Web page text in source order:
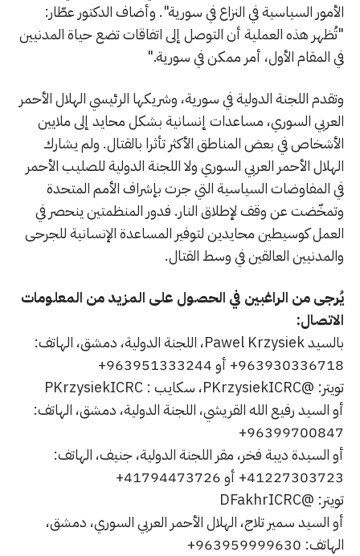
الأمور السياسية في النزاع في سورية". وأضاف الدكتور عطّار:
"تُظهر هذه العملية أن التوصل إلى اتفاقات تضع حياة المدنيين
في المقام الأول، أمر ممكن في سورية."
وتقدم اللجنة الدولية في سورية، وشريكها الرئيسي الهلال الأحمر
العربي السوري، مساعدات إنسانية بشكل محايد إلى ملايين
الأشخاص في بعض المناطق الأكثر تأثرا بالقتال. ولم يشارك
الهلال الأحمر العربي السوري ولا اللجنة الدولية للصليب الأحمر
في المفاوضات السياسية التي جرت بإشراف الأمم المتحدة
وتمخّضت عن وقف لإطلاق النار. فدور المنظمتين ينحصر في
العمل كوسيطين محايدين لتوفير المساعدة الإنسانية للجرحى
والمدنيين العالقين في وسط القتال.
يُرجى من الراغبين في الحصول على المزيد من المعلومات
الاتصال:
بالسيد Pawel Krzysiek، اللجنة الدولية، دمشق، الهاتف:
963930336718+ أو 963951333244+
تويتر: @PKrzysiekICRC، سكايب : PKrzysiekICRC
أو السيد رفيع الله القريشي، اللجنة الدولية، دمشق، الهاتف:
96399700847+
أو السيدة ديبة فخر، مقر اللجنة الدولية، جنيف، الهاتف:
41227303723+ أو 41794473726+
تويتر: @DFakhrICRC
أو السيد سمير تلاج، الهلال الأحمر العربي السوري، دمشق،
الهاتف: 963959999630+